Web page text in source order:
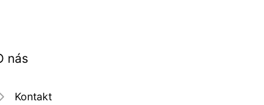
nás
Kontakt